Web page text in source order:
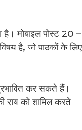
है। मोबाइल पोस्ट 20 –
है, जो पाठकों के लिए
कर सकते हैं।
राय को शामिल करते